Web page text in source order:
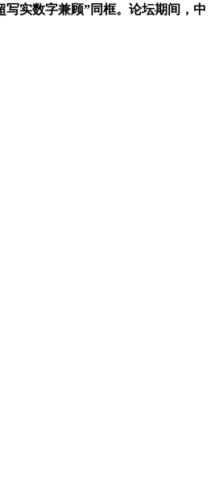
实数字兼顾”同框。论坛期间，中